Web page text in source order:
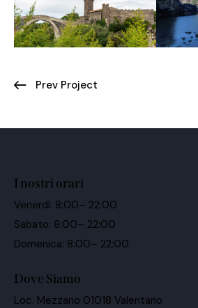
Prev Project
I nostri orari
Venerdì: 8:00– 22:00
Sabato: 8:00– 22:00
Domenica: 8:00– 22:00
Dove Siamo
Loc. Mezzano 01018 Valentano